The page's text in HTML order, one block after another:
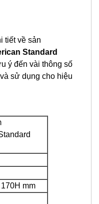
tiết về sản
Standard
ý đến vài thông số
sử dụng cho hiệu
mm